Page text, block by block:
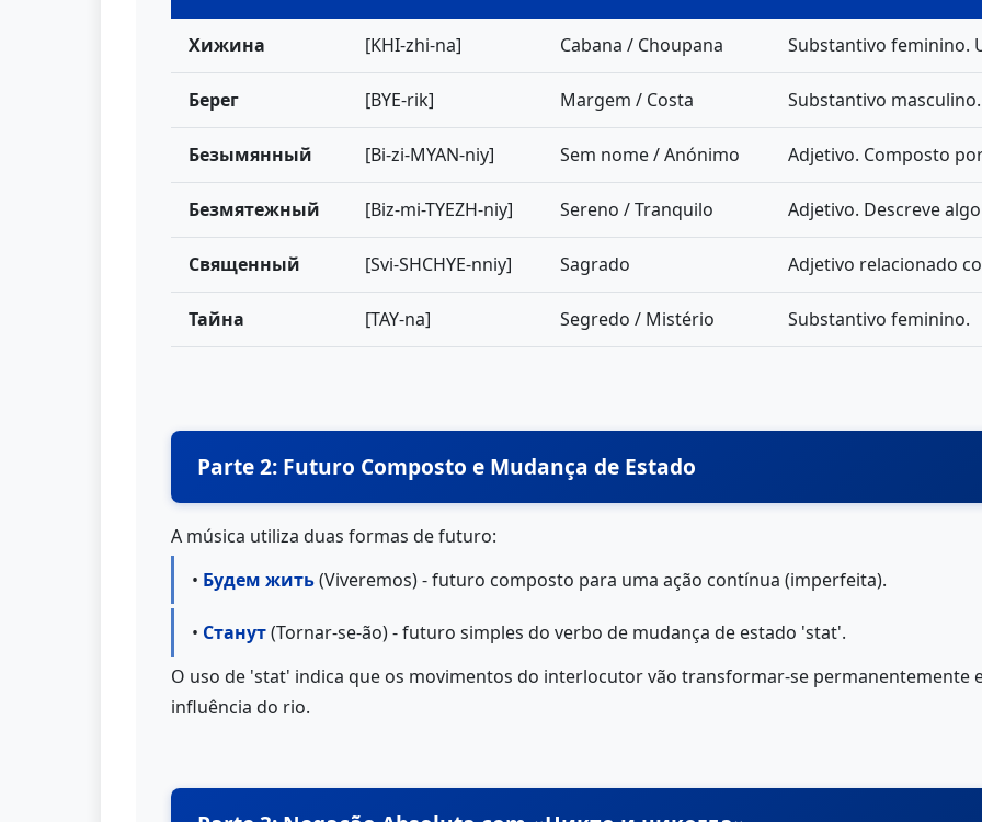
Хижина [KHI-zhi-na] Cabana / Choupana Substantivo feminino.
Берег [BYE-rik] Margem / Costa Substantivo
Безымянный [Bi-zi-MYAN-niy] Sem nome / Anónimo Adjetivo. Composto
Безмятежный [Biz-mi-TYEZH-niy] Sereno / Tranquilo Adjetivo. Descreve
Священный [Svi-SHCHYE-nniy] Sagrado Adjetivo relacionado
Тайна [TAY-na] Segredo / Mistério Substantivo feminino.
Parte 2: Futuro Composto e Mudança de Estado
A música utiliza duas formas de futuro:
• Будем жить(Viveremos) - futuro composto para uma ação contínua (imperfeita).
• Станут(Tornar-se-ão) - futuro simples do verbo de mudança de estado 'stat'.
O uso de 'stat' indica que os movimentos do interlocutor vão transformar-se permanentemente
influência do rio.